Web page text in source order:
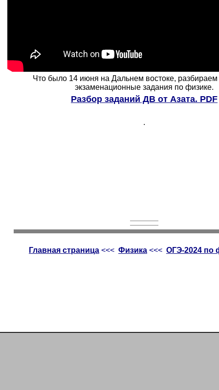
Что было 14 июня на Дальнем востоке,
экзаменационные задания по физике.
Разбор заданий ДВ от Азата. PDF
.
Главная страница <<< Физика <<< ОГЭ-2024 по